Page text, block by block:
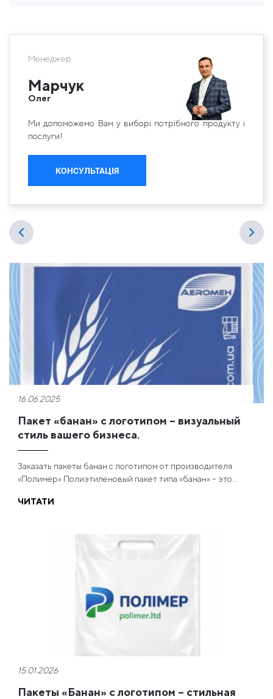
Менеджер
Марчук
Олег
Ми допоможемо Вам у виборі потрібного продукту і
послуги!
КОНСУЛЬТАЦІЯ
16.06.2025
Пакет «банан» с логотипом – визуальный
стиль вашего бизнеса.
Заказать пакеты банан с логотипом от производителя
«Полимер» Полиэтиленовый пакет типа «банан» – это...
ЧИТАТИ
15.01.2026
Пакеты «Банан» с логотипом – стильная